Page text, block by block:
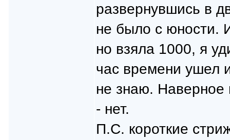
развернувшись в
не было с юности.
но взяла 1000, я
час времени ушел
не знаю. Наверное
- нет.
П.С. короткие